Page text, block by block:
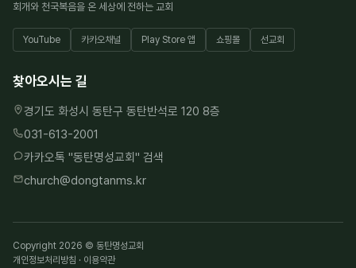
회개와 천국복음을 온 세상에 전하는 교회
YouTube 카카오채널 Play Store 앱 쇼핑몰 선교회
찾아오시는 길
경기도 화성시 동탄구 동탄반석로 120 8층
031-613-2001
카카오톡 "동탄명성교회" 검색
church@dongtanms.kr
Copyright 2026 © 동탄명성교회
개인정보처리방침 · 이용약관